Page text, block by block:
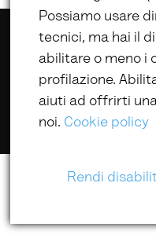
@
Possiamo usare
tecnici, ma hai il
abilitare o meno i
profilazione.
aiuti ad offrirti
noi. Cookie policy
Rendi